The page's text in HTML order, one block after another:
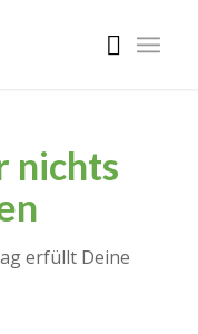
nichts
erfüllt Deine